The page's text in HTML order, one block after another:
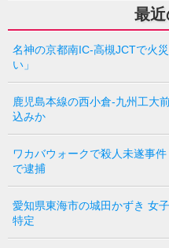
最
名神の京都南IC-高槻JCTで火
い」
鹿児島本線の西小倉-九州工大
込みか
ワカバウォークで殺人未遂事
で逮捕
愛知県東海市の城田かずき 女
特定